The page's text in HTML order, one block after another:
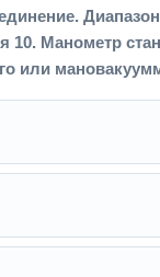
Диапазон
Манометр
или